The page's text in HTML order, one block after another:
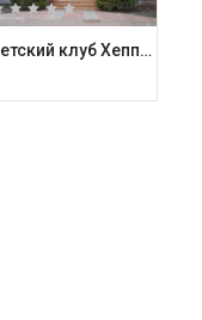
Детский клуб Хеппи хаус / Happy House